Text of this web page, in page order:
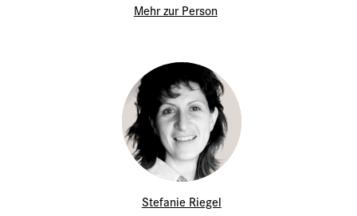
Mehr zur Person
Stefanie Riegel